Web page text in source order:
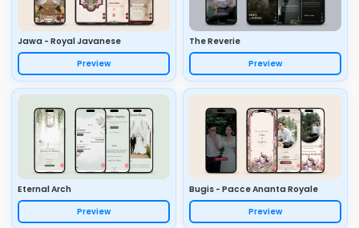
Jawa - Royal Javanese
Preview
The Reverie
Preview
Eternal Arch
Preview
Bugis - Pacce Ananta Royale
Preview